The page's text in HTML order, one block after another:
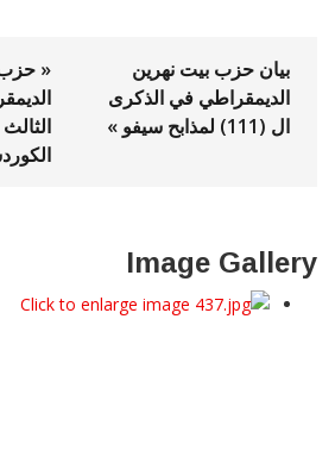
« حزب
بيان حزب بيت نهرين
الديمقراطي في الذكرى
ال (111) لمذابح سيفو »
Image Gallery